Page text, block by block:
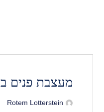
מעצבת פנים
Rotem Lotterstein